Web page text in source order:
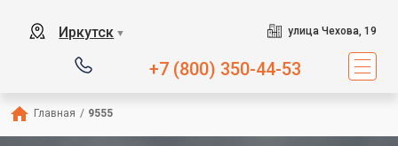
Иркутск ▼ улица Чехова, 19
+7 (800) 350-44-53
Главная / 9555